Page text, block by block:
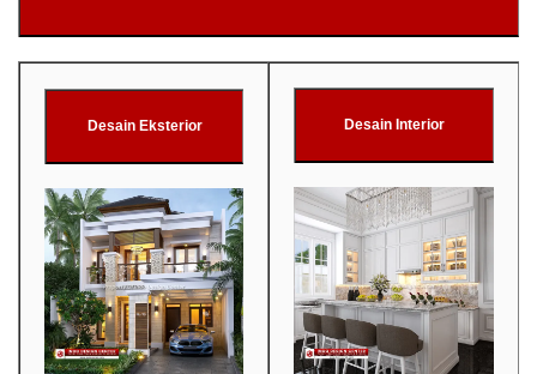
Desain Eksterior Desain Interior